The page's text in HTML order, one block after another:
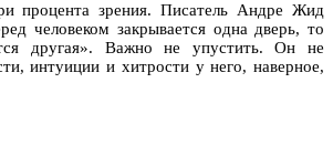
процента зрения. Писатель Андре Жид
человеком закрывается одна дверь, то
другая». Важно не упустить. Он не
интуиции и хитрости у него, наверное,